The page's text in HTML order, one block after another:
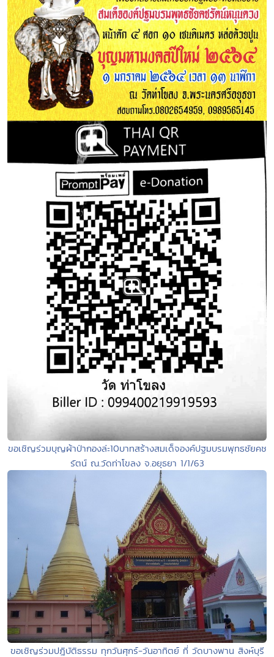
ขอเชิญร่วมบุญผ้าป่ากองล่ะ10บาทสร้างสมเด็จองค์ปฐมบรมพุทธชัยคช
รัตน์ ณ.วัดท่าโขลง จ.อยุธยา 1/1/63
ขอเชิญร่วมปฎิบัติธรรม ทุกวันศุกร์-วันอาทิตย์ ที่ วัดบางพาน สิงห์บุรี